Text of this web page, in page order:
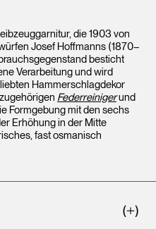
die 1903 von
Josef Hoffmanns (1870–
besticht
Verarbeitung und wird
Hammerschlagdekor
Federreinigerund
Formgebung mit den sechs
Erhöhung in der Mitte
fast osmanisch